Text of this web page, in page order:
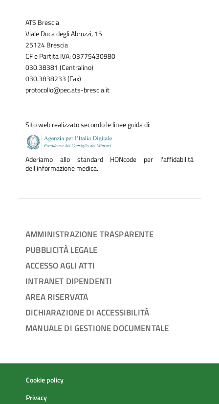
ATS Brescia
Viale Duca degli Abruzzi, 15
25124 Brescia
CF e Partita IVA: 03775430980
030.38381 (Centralino)
030.3838233 (Fax)
protocollo@pec.ats-brescia.it
Sito web realizzato secondo le linee guida di:
Aderiamo allo standard HONcode per l'affidabilità
dell'informazione medica.
AMMINISTRAZIONE TRASPARENTE
PUBBLICITÀ LEGALE
ACCESSO AGLI ATTI
INTRANET DIPENDENTI
AREA RISERVATA
DICHIARAZIONE DI ACCESSIBILITÀ
MANUALE DI GESTIONE DOCUMENTALE
Cookie policy
Privacy